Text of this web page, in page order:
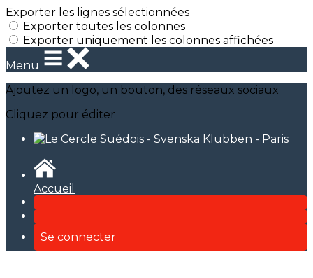
Exporter les lignes sélectionnées
Exporter toutes les colonnes
Exporter uniquement les colonnes affichées
Menu
Ajoutez un logo, un bouton, des réseaux sociaux
Cliquez pour éditer
Accueil
Se connecter